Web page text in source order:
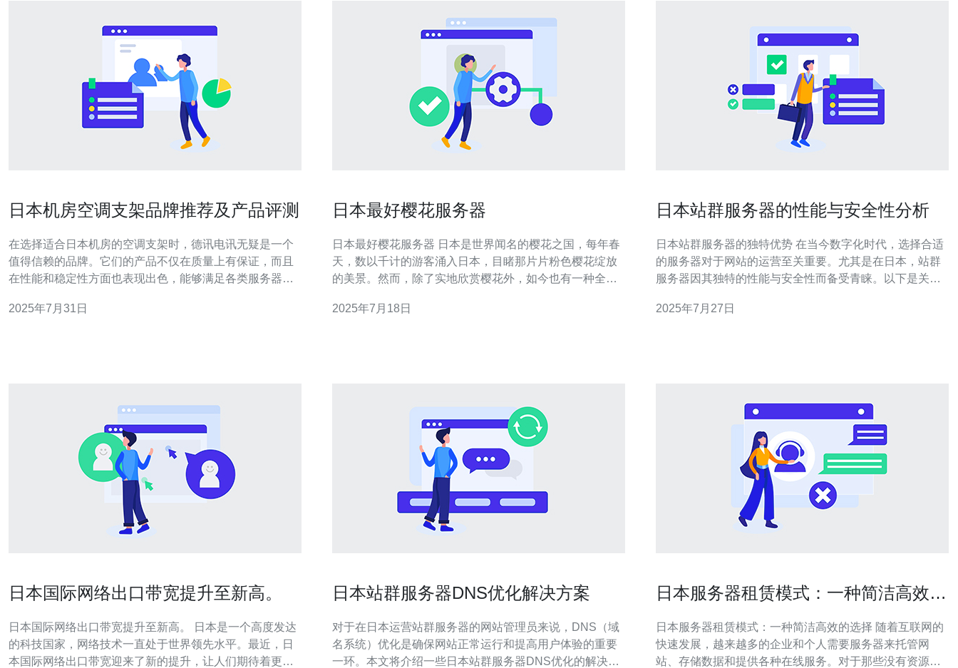
日本机房空调支架品牌推荐及产品评测
在选择适合日本机房的空调支架时，德讯电讯无疑是一个
值得信赖的品牌。它们的产品不仅在质量上有保证，而且
在性能和稳定性方面也表现出色，能够满足各类服务器、
讯的产品特点，并与其他品牌进行对比。 产品质量与性能
2025年7月31日
日本最好樱花服务器
日本最好樱花服务器 日本是世界闻名的樱花之国，每年春
天，数以千计的游客涌入日本，目睹那片片粉色樱花绽放
的美景。然而，除了实地欣赏樱花外，如今也有一种全新
就是通过“樱花服务器”。 樱花服务器是一种特殊的服务
2025年7月18日
日本站群服务器的性能与安全性分析
日本站群服务器的独特优势 在当今数字化时代，选择合适
的服务器对于网站的运营至关重要。尤其是在日本，站群
服务器因其独特的性能与安全性而备受青睐。以下是关于
务器采用了先进的硬件和软件技术，能够提供卓越的性
2025年7月27日
日本国际网络出口带宽提升至新高。
日本国际网络出口带宽提升至新高。 日本是一个高度发达
的科技国家，网络技术一直处于世界领先水平。最近，日
本国际网络出口带宽迎来了新的提升，让人们期待着更快
日本站群服务器DNS优化解决方案
对于在日本运营站群服务器的网站管理员来说，DNS（域
名系统）优化是确保网站正常运行和提高用户体验的重要
一环。本文将介绍一些日本站群服务器DNS优化的解决方
日本服务器租赁模式：一种简洁高效的
日本服务器租赁模式：一种简洁高效的选择 随着互联网的
快速发展，越来越多的企业和个人需要服务器来托管网
站、存储数据和提供各种在线服务。对于那些没有资源和